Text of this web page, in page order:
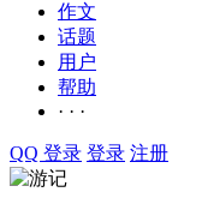
作文
话题
用户
帮助
· · ·
QQ 登录 登录 注册